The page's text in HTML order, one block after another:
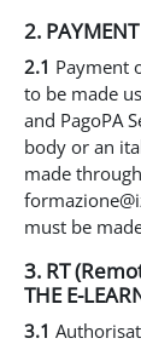
2. PAYMENT
2.1 Payment
to be made
and PagoPA
body or an
made
must be
3. RT
THE E-
3.1